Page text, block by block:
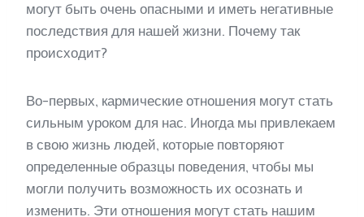
могут быть очень опасными и иметь негативные
последствия для нашей жизни. Почему так
происходит?
Во-первых, кармические отношения могут стать
сильным уроком для нас. Иногда мы привлекаем
в свою жизнь людей, которые повторяют
определенные образцы поведения, чтобы мы
могли получить возможность их осознать и
изменить. Эти отношения могут стать нашим